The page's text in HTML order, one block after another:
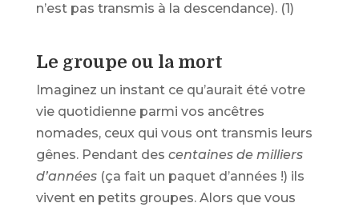
n’est pas transmis à la descendance). (1)
Le groupe ou la mort
Imaginez un instant ce qu’aurait été votre
vie quotidienne parmi vos ancêtres
nomades, ceux qui vous ont transmis leurs
gênes. Pendant des centaines de milliers
d’années(ça fait un paquet d’années !) ils
vivent en petits groupes. Alors que vous